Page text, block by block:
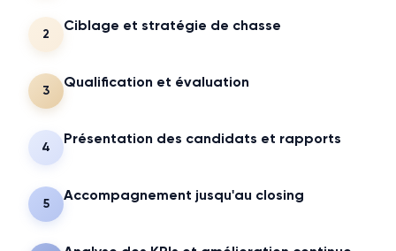
2
Ciblage et stratégie de chasse
3
Qualification et évaluation
4
Présentation des candidats et rapports
5
Accompagnement jusqu'au closing